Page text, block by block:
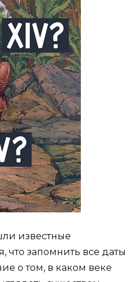
известные
что запомнить все даты
о том, в каком веке